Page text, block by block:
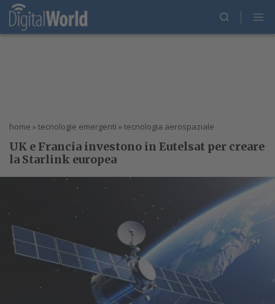
home » tecnologie emergenti » tecnologia aerospaziale
UK e Francia investono in Eutelsat per creare
la Starlink europea